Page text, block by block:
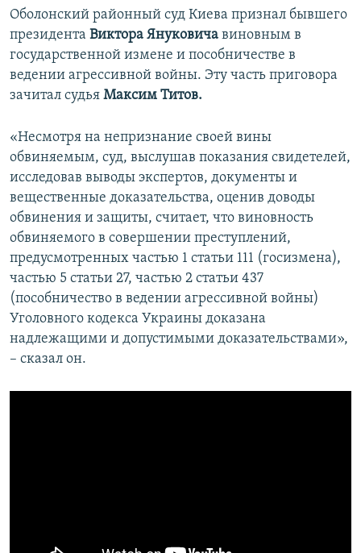
Оболонский районный суд Киева признал бывшего
президента Виктора Януковича виновным в
государственной измене и пособничестве в
ведении агрессивной войны. Эту часть приговора
зачитал судья Максим Титов.
«Несмотря на непризнание своей вины
обвиняемым, суд, выслушав показания свидетелей,
исследовав выводы экспертов, документы и
вещественные доказательства, оценив доводы
обвинения и защиты, считает, что виновность
обвиняемого в совершении преступлений,
предусмотренных частью 1 статьи 111 (госизмена),
частью 5 статьи 27, частью 2 статьи 437
(пособничество в ведении агрессивной войны)
Уголовного кодекса Украины доказана
надлежащими и допустимыми доказательствами»,
– сказал он.